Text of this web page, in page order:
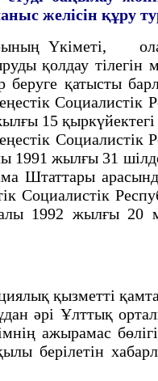
желiсiн құру
Үкiметi,
қолдау
беруге қатысты
Социалистiк
15
Социалистiк
1991 жылғы 31
Штаттары
Социалистiк
1992 жылғы 20
қызметтi
әрi Ұлттық
ажырамас
берiлетiн